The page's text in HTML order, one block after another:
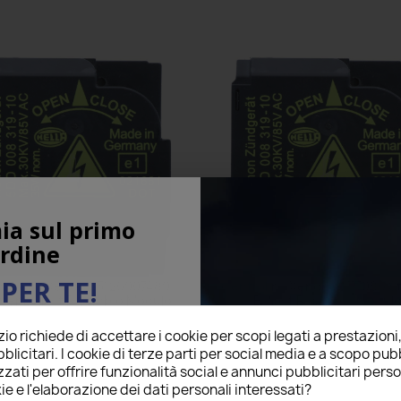
Xenon 63126907489
Ballast Ricambio Modulo
39,00 €
starstar starstarstar 4 Recensioni
prodotto è stato acquistato: 11 volte
39,00 €
starstar star starstar 7
Questo prodotto è stato acquistato:
richiede di accettare i cookie per scopi legati a
I cookie di terze parti per social media e a scopo
per offrire funzionalità social e annunci pubblicitari
e l'elaborazione dei dati personali interessati?
sul primo
TE!
qui sotto per ricevere il
sul tuo primo ordine!